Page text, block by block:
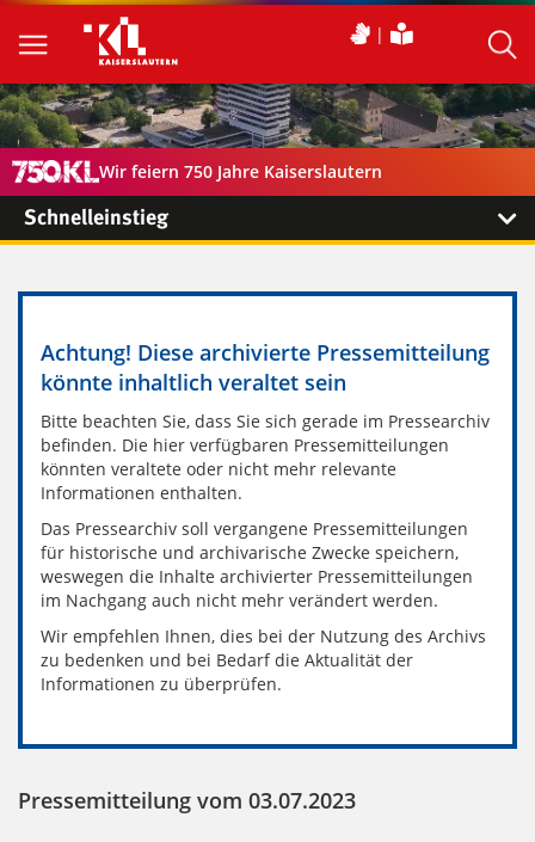
Wir feiern 750 Jahre Kaiserslautern
Schnelleinstieg
Achtung! Diese archivierte Pressemitteilung
könnte inhaltlich veraltet sein
Bitte beachten Sie, dass Sie sich gerade im Pressearchiv
befinden. Die hier verfügbaren Pressemitteilungen
könnten veraltete oder nicht mehr relevante
Informationen enthalten.
Das Pressearchiv soll vergangene Pressemitteilungen
für historische und archivarische Zwecke speichern,
weswegen die Inhalte archivierter Pressemitteilungen
im Nachgang auch nicht mehr verändert werden.
Wir empfehlen Ihnen, dies bei der Nutzung des Archivs
zu bedenken und bei Bedarf die Aktualität der
Informationen zu überprüfen.
Pressemitteilung vom 03.07.2023